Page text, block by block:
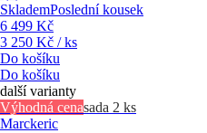
SklademPoslední kousek
6 499 Kč
3 250 Kč / ks
Do košíku
Do košíku
další varianty
Výhodná cenasada 2 ks
Marckeric